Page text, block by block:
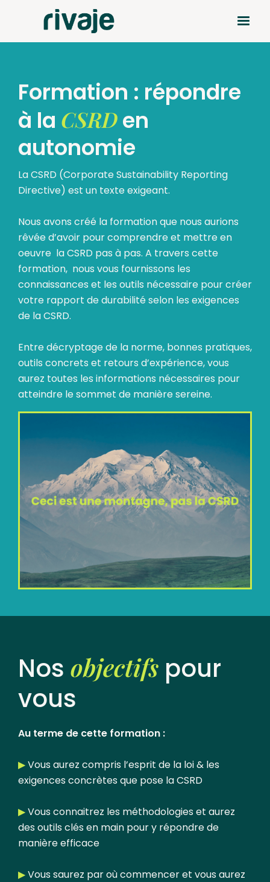
Formation : répondre
à la CSRDen
autonomie
La CSRD (Corporate Sustainability Reporting
Directive) est un texte exigeant.
Nous avons créé la formation que nous aurions
rêvée d’avoir pour comprendre et mettre en
oeuvre la CSRD pas à pas. A travers cette
formation, nous vous fournissons les
connaissances et les outils nécessaire pour créer
votre rapport de durabilité selon les exigences
de la CSRD.
Entre décryptage de la norme, bonnes pratiques,
outils concrets et retours d’expérience, vous
aurez toutes les informations nécessaires pour
atteindre le sommet de manière sereine.
Nos objectifs pour
vous
Au terme de cette formation :
▶︎Vous aurez compris l’esprit de la loi & les
exigences concrètes que pose la CSRD
▶︎Vous connaitrez les méthodologies et aurez
des outils clés en main pour y répondre de
manière efficace
▶︎Vous saurez par où commencer et vous aurez